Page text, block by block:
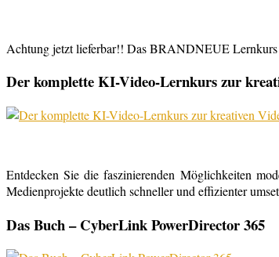
Achtung jetzt lieferbar!! Das BRANDNEUE Lernkurs
Der komplette KI-Video-Lernkurs zur
Entdecken Sie die faszinierenden Möglichkeiten
Medienprojekte deutlich schneller und effizienter
Das Buch – CyberLink PowerDirector 365